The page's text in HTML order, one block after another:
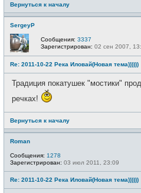
Вернуться к началу
SergeyP
Сообщения: 3337
Зарегистрирован: 02 сен 2007,
Re: 2011-10-22 Река Иловай(Новая тема))))))
Традиция покатушек "мостики"
речках!
Вернуться к началу
Roman
Сообщения: 1278
Зарегистрирован: 03 июл 2011, 23:09
Re: 2011-10-22 Река Иловай(Новая тема))))))